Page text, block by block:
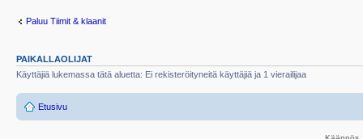
Paluu Tiimit & klaanit
PAIKALLAOLIJAT
Käyttäjiä lukemassa tätä aluetta: Ei rekisteröityneitä käyttäjiä ja 1 vierailijaa
Etusivu